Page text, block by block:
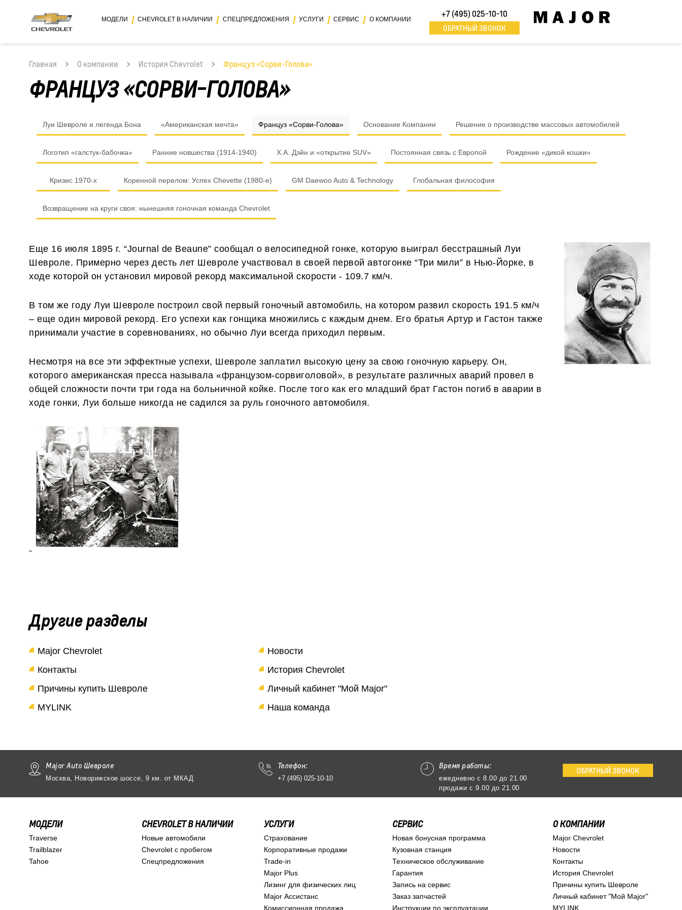
МОДЕЛИ CHEVROLET В НАЛИЧИИ СПЕЦПРЕДЛОЖЕНИЯ УСЛУГИ СЕРВИС О КОМПАНИИ
+7 (495) 025-10-10
ОБРАТНЫЙ ЗВОНОК
Главная О компании История Chevrolet Француз «Сорви-Голова»
ФРАНЦУЗ «СОРВИ-ГОЛОВА»
Луи Шевроле и легенда Бона «Американская мечта» Француз «Сорви-Голова» Основание Компании Решение о производстве массовых автомобилей
Логотип «галстук-бабочка» Ранние новшества (1914-1940) Х.А. Дэйн и «открытие SUV» Постоянная связь с Европой Рождение «дикой кошки»
Кризис 1970-х Коренной перелом: Успех Chevette (1980-е) GM Daewoo Auto & Technology Глобальная философия
Возвращение на круги своя: нынешняя гоночная команда Chevrolet
Еще 16 июля 1895 г. “Journal de Beaune” сообщал о велосипедной гонке, которую выиграл бесстрашный Луи
Шевроле. Примерно через десть лет Шевроле участвовал в своей первой автогонке “Три мили” в Нью-Йорке, в
ходе которой он установил мировой рекорд максимальной скорости - 109.7 км/ч.
В том же году Луи Шевроле построил свой первый гоночный автомобиль, на котором развил скорость 191.5 км/ч
– еще один мировой рекорд. Его успехи как гонщика множились с каждым днем. Его братья Артур и Гастон также
принимали участие в соревнованиях, но обычно Луи всегда приходил первым.
Несмотря на все эти эффектные успехи, Шевроле заплатил высокую цену за свою гоночную карьеру. Он,
которого американская пресса называла «французом-сорвиголовой», в результате различных аварий провел в
общей сложности почти три года на больничной койке. После того как его младший брат Гастон погиб в аварии в
ходе гонки, Луи больше никогда не садился за руль гоночного автомобиля.
Другие разделы
Major Chevrolet
Новости
Контакты
История Chevrolet
Причины купить Шевроле
Личный кабинет "Мой Major"
MYLINK
Наша команда
Major Auto Шевроле
Москва, Новорижское шоссе, 9 км. от МКАД
Телефон:
+7 (495) 025-10-10
Время работы:
ежедневно с 8.00 до 21.00
продажи с 9.00 до 21.00
ОБРАТНЫЙ ЗВОНОК
МОДЕЛИ
Traverse
Trailblazer
Tahoe
CHEVROLET В НАЛИЧИИ
Новые автомобили
Chevrolet с пробегом
Спецпредложения
УСЛУГИ
Страхование
Корпоративные продажи
Trade-in
Major Plus
Лизинг для физических лиц
Major Ассистанс
Комиссионная продажа
СЕРВИС
Новая бонусная программа
Кузовная станция
Техническое обслуживание
Гарантия
Запись на сервис
Заказ запчастей
Инструкции по эксплуатации
О КОМПАНИИ
Major Chevrolet
Новости
Контакты
История Chevrolet
Причины купить Шевроле
Личный кабинет "Мой Major"
MYLINK